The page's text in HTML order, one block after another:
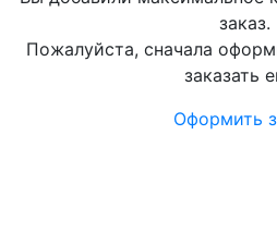
заказ.
Пожалуйста, сначала
заказать
Оформить